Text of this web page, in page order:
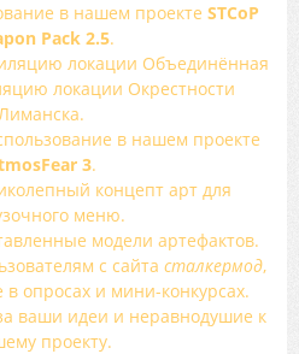
в нашем проекте STCoP
Pack 2.5.
локации Объединённая
локации Окрестности
в нашем проекте
3.
концепт арт для
меню.
модели артефактов.
с сайта сталкермод,
опросах и мини-конкурсах.
ваши идеи и неравнодушие к
проекту.